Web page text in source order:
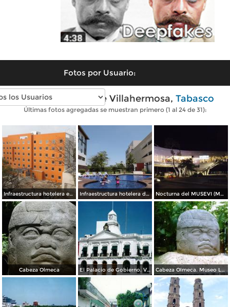
Fotos por Usuario:
Fotos modernas de Villahermosa, Tabasco
Últimas fotos agregadas se muestran primero (1 al 24 de 31):
Infraestructura hotelera en la capital. Diciembre/2014 Infraestructura hotelera de primera. Villahermosa. Abril/2013 Nocturna del MUSEVI (Museo elevado de Villahermosa). Marzo/2013
Cabeza Olmeca El Palacio de Gobierno. Villahermosa. 2002 Cabeza Olmeca. Museo La Venta. 2005